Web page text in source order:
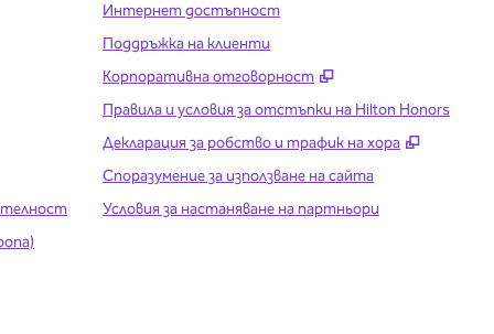
Интернет достъпност
Поддръжка на клиенти
Корпоративна отговорност
,
Правила и условия за отстъпки на Hilton Honors
Декларация за робство и трафик на хора
,
Споразумение за използване на сайта
Условия за настаняване на партньори